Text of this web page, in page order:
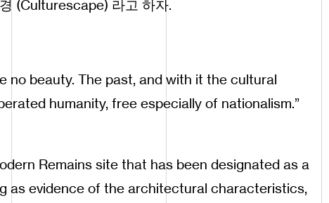
(Culturescape) 라고 하자.
no beauty. The past, and with it the cultural
humanity, free especially of nationalism.”
Remains site that has been designated as a
as evidence of the architectural characteristics,